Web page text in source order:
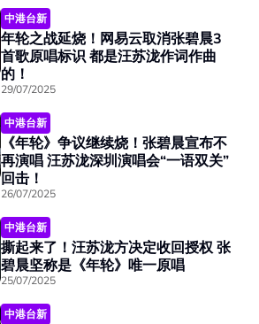
中港台新
年轮之战延烧！网易云取消张碧晨3
首歌原唱标识 都是汪苏泷作词作曲
的！
29/07/2025
中港台新
《年轮》争议继续烧！张碧晨宣布不
再演唱 汪苏泷深圳演唱会“一语双关”
回击！
26/07/2025
中港台新
撕起来了！汪苏泷方决定收回授权 张
碧晨坚称是《年轮》唯一原唱
25/07/2025
中港台新